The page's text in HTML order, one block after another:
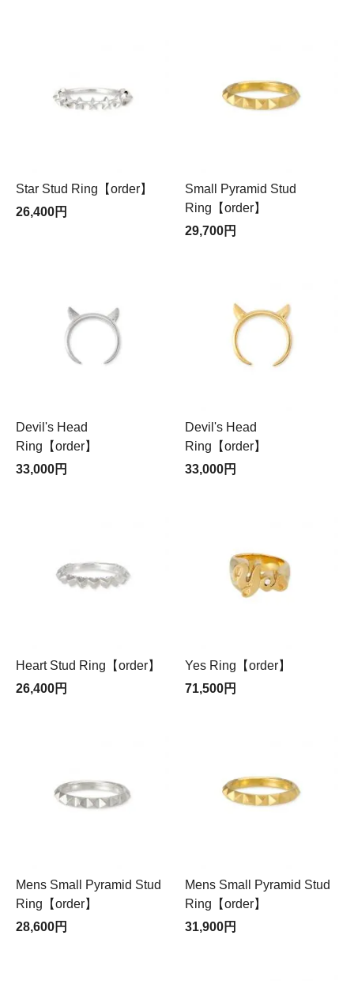
Star Stud Ring【order】
26,400円
Small Pyramid Stud
Ring【order】
29,700円
Devil's Head
Ring【order】
33,000円
Devil's Head
Ring【order】
33,000円
Heart Stud Ring【order】
26,400円
Yes Ring【order】
71,500円
Mens Small Pyramid Stud
Ring【order】
28,600円
Mens Small Pyramid Stud
Ring【order】
31,900円